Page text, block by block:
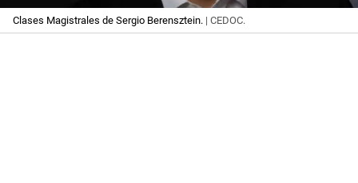
Clases Magistrales de Sergio Berensztein. | CEDOC.